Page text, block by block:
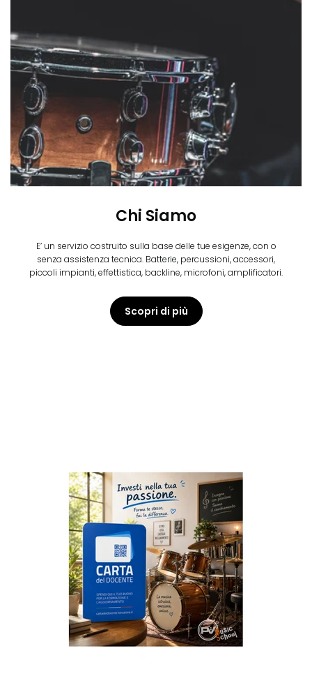
Chi Siamo
E’ un servizio costruito sulla base delle tue esigenze, con o
senza assistenza tecnica. Batterie, percussioni, accessori,
piccoli impianti, effettistica, backline, microfoni, amplificatori.
Scopri di più